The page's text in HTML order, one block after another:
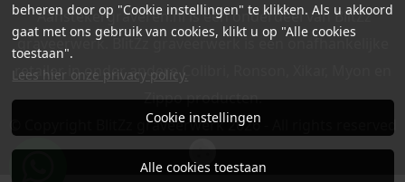
Aanstekergraveren.nl is een onderdeel van BlitZz
graveerwerk. BlitZz graveerwerk is een onafhankelijke
retailer in onder andere Colibri, Ronson, Xikar, Myon en
Zippo producten.
© Copyright BlitZz graveerwerk 2026 - All rights reserved
beheren door op "Cookie instellingen" te klikken. Als u akkoord
gaat met ons gebruik van cookies, klikt u op "Alle cookies
toestaan".
Lees hier onze privacy policy.
Cookie instellingen
Alle cookies toestaan